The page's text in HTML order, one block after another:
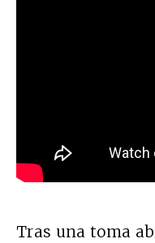
Tras una toma